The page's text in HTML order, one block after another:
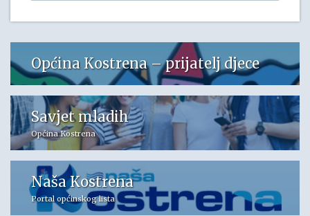
Općina Kostrena – prijatelj djece
Savjet mladih
Općina Kostrena
Naša Kostrena
Portal općinskog lista